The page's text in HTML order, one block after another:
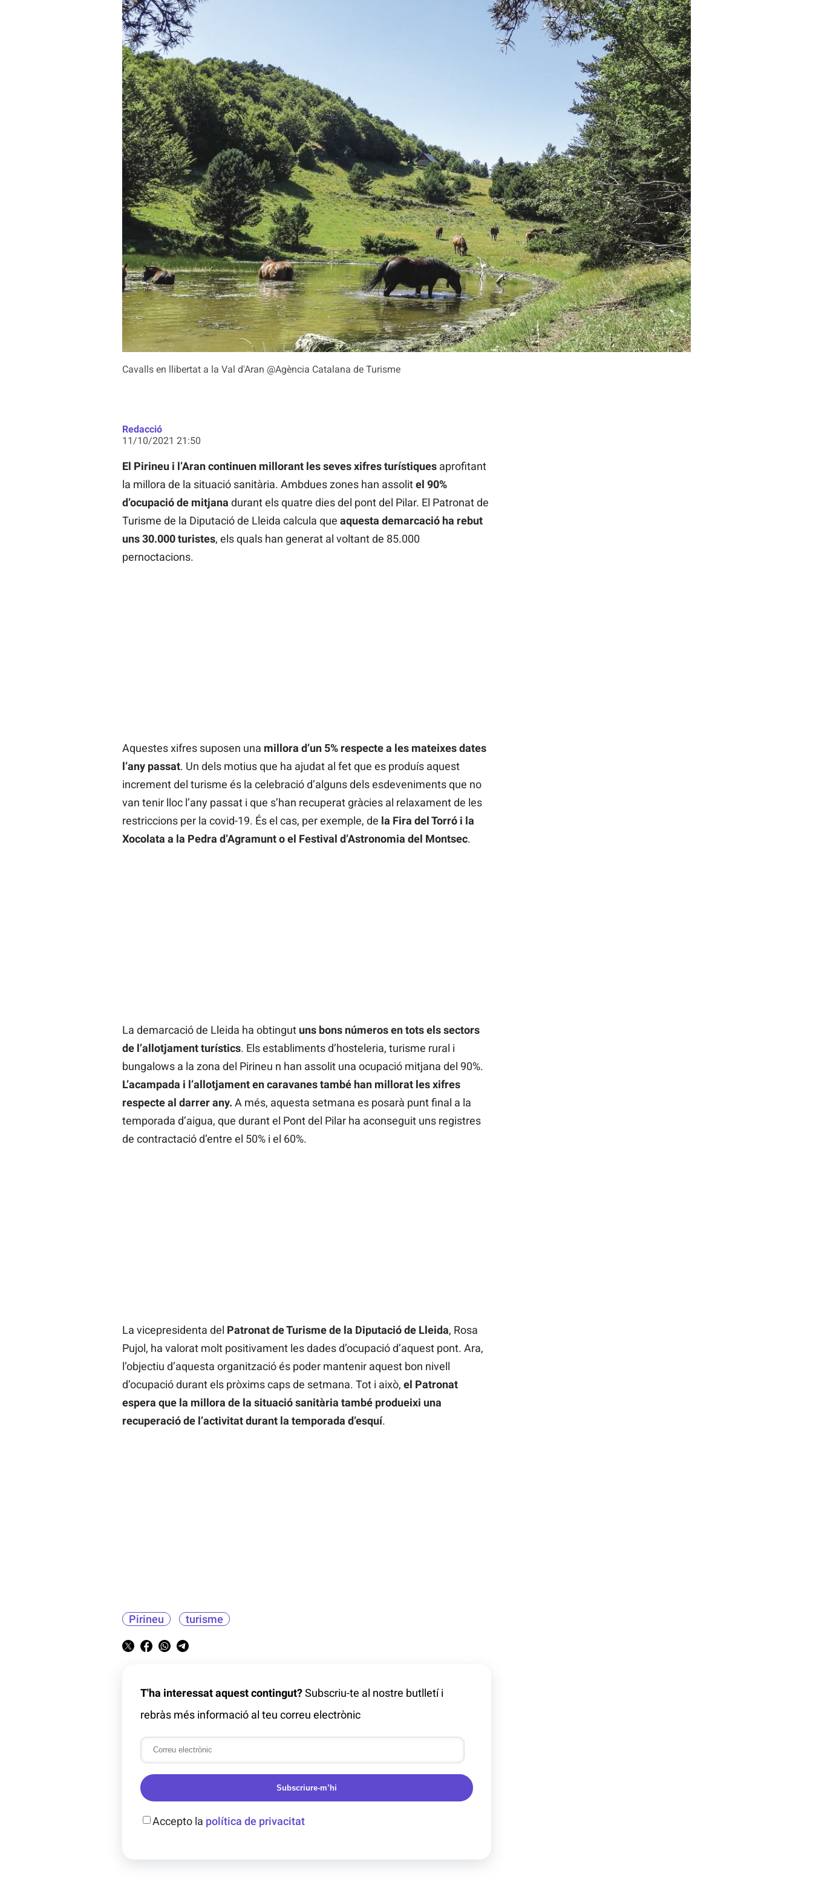
Cavalls en llibertat a la Val d'Aran @Agència Catalana de Turisme
Redacció
11/10/2021 21:50
El Pirineu i l’Aran continuen millorant les seves xifres turístiques aprofitant
la millora de la situació sanitària. Ambdues zones han assolitel 90%
d’ocupació de mitjana durant els quatre dies del pont del Pilar. El Patronat de
Turisme de la Diputació de Lleida calcula que aquesta demarcació ha rebut
uns 30.000 turistes, els quals han generat al voltant de 85.000
pernoctacions.
Aquestes xifres suposen una millora d’un 5% respecte a les mateixes dates
l’any passat. Un dels motius que ha ajudat al fet que es produís aquest
increment del turisme és la celebració d’alguns dels esdeveniments que no
van tenir lloc l’any passat i que s’han recuperat gràcies al relaxament de les
restriccions per la covid-19. És el cas, per exemple, de la Fira del Torró i la
Xocolata a la Pedra d’Agramunt o el Festival d’Astronomia del Montsec.
La demarcació de Lleida ha obtingutuns bons números en tots els sectors
de l’allotjament turístics. Els establiments d’hosteleria, turisme rural i
bungalows a la zona del Pirineu n han assolit una ocupació mitjana del 90%.
L’acampada i l’allotjament en caravanes també han millorat les xifres
respecte al darrer any. A més, aquesta setmana es posarà punt final a la
temporada d’aigua, que durant el Pont del Pilar ha aconseguit uns registres
de contractació d’entre el 50% i el 60%.
La vicepresidenta del Patronat de Turisme de la Diputació de Lleida, Rosa
Pujol, ha valorat molt positivament les dades d’ocupació d’aquest pont. Ara,
l’objectiu d’aquesta organització és poder mantenir aquest bon nivell
d’ocupació durant els pròxims caps de setmana. Tot i això, el Patronat
espera que la millora de la situació sanitària també produeixi una
recuperació de l’activitat durant la temporada d’esquí.
Pirineu turisme
T'ha interessat aquest contingut?Subscriu-te al nostre butlletí i
rebràs més informació al teu correu electrònic
Subscriure-m’hi
Accepto la política de privacitat